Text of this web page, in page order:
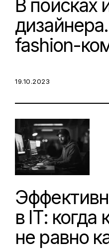
В поисках
fashion-
POSTED ON:
19.10.2023
в IT: когда
не равно